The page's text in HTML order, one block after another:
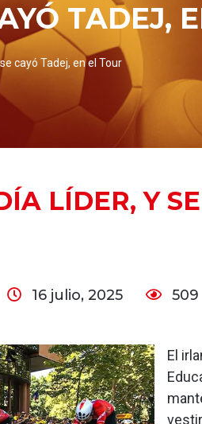
TADEJ,
cayó Tadej, en el Tour
LÍDER, Y
16 julio, 2025 509
El